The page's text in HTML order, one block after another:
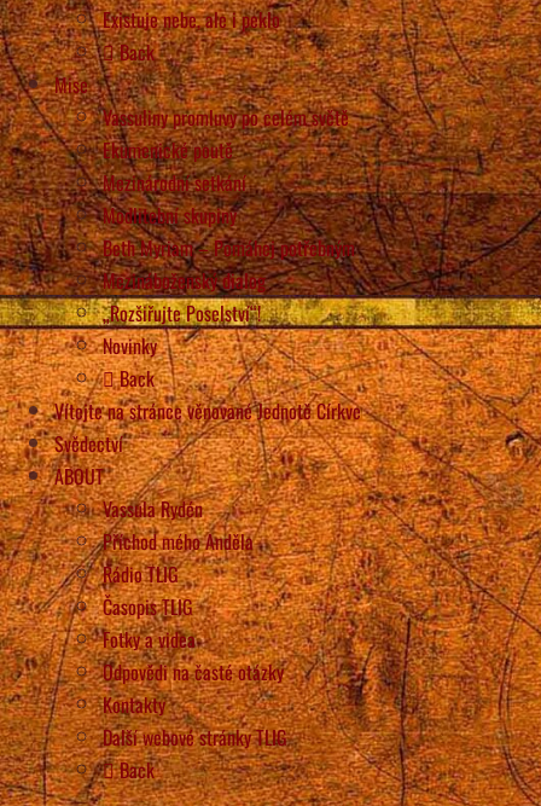
Existuje nebe, ale i peklo
Back
Mise
Vassuliny promluvy po celém světě
Ekumenické poutě
Mezinárodní setkání
Modlitební skupiny
Beth Myriam – Pomáhej potřebným
Mezináboženský dialog
„Rozšiřujte Poselství“!
Novinky
Back
Vítejte na stránce věnované Jednotě Církve
Svědectví
ABOUT
Vassula Rydén
Příchod mého Anděla
Rádio TLIG
Časopis TLIG
Fotky a videa
Odpovědi na časté otázky
Kontakty
Další webové stránky TLIG
Back